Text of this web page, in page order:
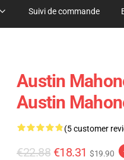
Suivi de commande
Austin
Austin
(5 customer
€22.88 €18.31 $19.90